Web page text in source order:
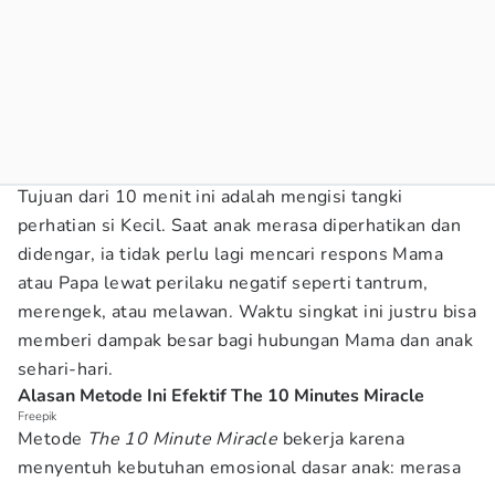
Tujuan dari 10 menit ini adalah mengisi tangki
perhatian si Kecil. Saat anak merasa diperhatikan dan
didengar, ia tidak perlu lagi mencari respons Mama
atau Papa lewat perilaku negatif seperti tantrum,
merengek, atau melawan. Waktu singkat ini justru bisa
memberi dampak besar bagi hubungan Mama dan anak
sehari-hari.
Alasan Metode Ini Efektif The 10 Minutes Miracle
Freepik
Metode The 10 Minute Miracle bekerja karena
menyentuh kebutuhan emosional dasar anak: merasa